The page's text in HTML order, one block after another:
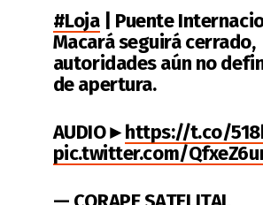
#Loja| Puente
Macará seguirá cerrado,
autoridades aún no
de apertura.
AUDIO►https://t.co/
pic.twitter.com/